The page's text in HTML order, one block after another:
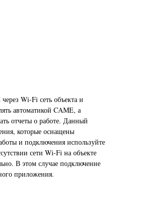
Wi-Fi сеть объекта и
автоматикой CAME, а
отчеты о работе. Данный
которые оснащены
и подключения используйте
сети Wi-Fi на объекте
В этом случае подключение
приложения.